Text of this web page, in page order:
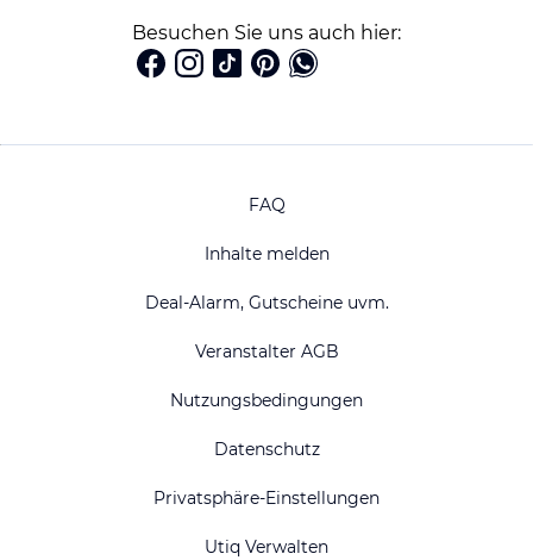
Besuchen Sie uns auch hier:
FAQ
Inhalte melden
Deal-Alarm, Gutscheine uvm.
Veranstalter AGB
Nutzungsbedingungen
Datenschutz
Privatsphäre-Einstellungen
Utiq Verwalten